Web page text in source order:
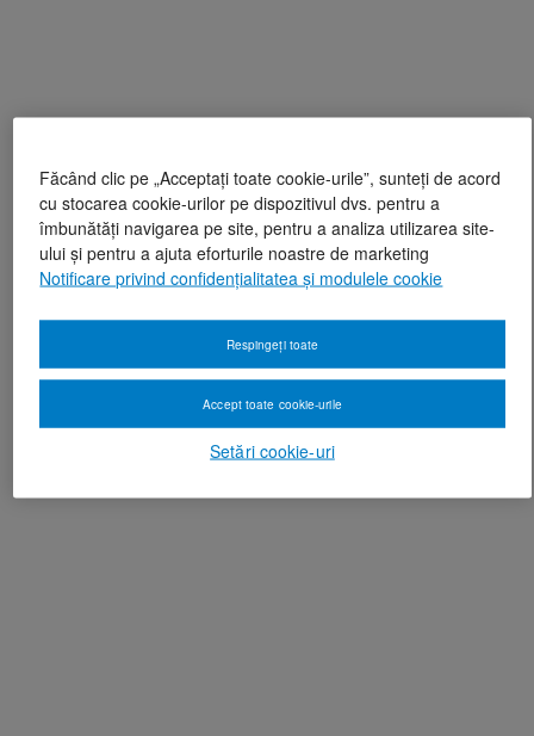
Făcând clic pe „Acceptați toate cookie-urile”, sunteți de acord
cu stocarea cookie-urilor pe dispozitivul dvs. pentru a
îmbunătăți navigarea pe site, pentru a analiza utilizarea site-
ului și pentru a ajuta eforturile noastre de marketing
Notificare privind confidențialitatea și modulele cookie
Setări cookie-uri
Respingeți toate
Accept toate cookie-urile